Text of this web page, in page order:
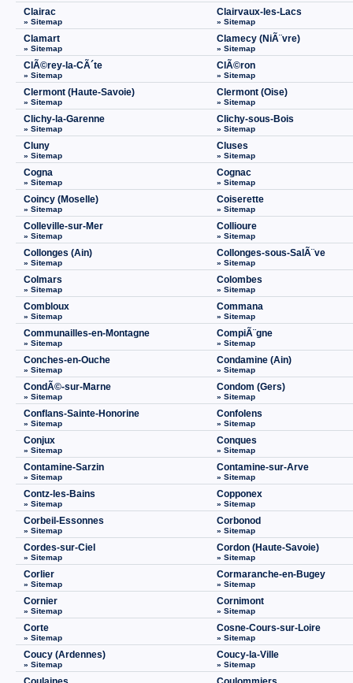
Clairac
» Sitemap
Clairvaux-les-Lacs
» Sitemap
Clamart
» Sitemap
Clamecy (NiÃ¨vre)
» Sitemap
ClÃ©rey-la-CÃ´te
» Sitemap
ClÃ©ron
» Sitemap
Clermont (Haute-Savoie)
» Sitemap
Clermont (Oise)
» Sitemap
Clichy-la-Garenne
» Sitemap
Clichy-sous-Bois
» Sitemap
Cluny
» Sitemap
Cluses
» Sitemap
Cogna
» Sitemap
Cognac
» Sitemap
Coincy (Moselle)
» Sitemap
Coiserette
» Sitemap
Colleville-sur-Mer
» Sitemap
Collioure
» Sitemap
Collonges (Ain)
» Sitemap
Collonges-sous-SalÃ¨ve
» Sitemap
Colmars
» Sitemap
Colombes
» Sitemap
Combloux
» Sitemap
Commana
» Sitemap
Communailles-en-Montagne
» Sitemap
CompiÃ¨gne
» Sitemap
Conches-en-Ouche
» Sitemap
Condamine (Ain)
» Sitemap
CondÃ©-sur-Marne
» Sitemap
Condom (Gers)
» Sitemap
Conflans-Sainte-Honorine
» Sitemap
Confolens
» Sitemap
Conjux
» Sitemap
Conques
» Sitemap
Contamine-Sarzin
» Sitemap
Contamine-sur-Arve
» Sitemap
Contz-les-Bains
» Sitemap
Copponex
» Sitemap
Corbeil-Essonnes
» Sitemap
Corbonod
» Sitemap
Cordes-sur-Ciel
» Sitemap
Cordon (Haute-Savoie)
» Sitemap
Corlier
» Sitemap
Cormaranche-en-Bugey
» Sitemap
Cornier
» Sitemap
Cornimont
» Sitemap
Corte
» Sitemap
Cosne-Cours-sur-Loire
» Sitemap
Coucy (Ardennes)
» Sitemap
Coucy-la-Ville
» Sitemap